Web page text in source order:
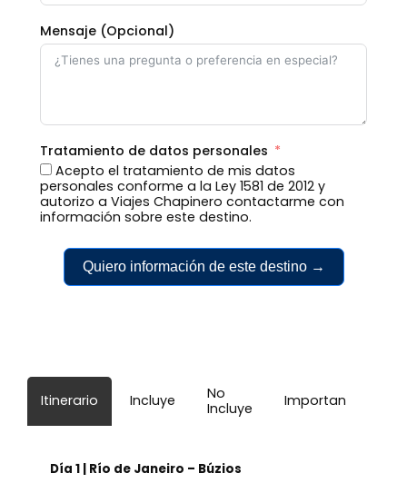
Mensaje (Opcional)
Tratamiento de datos personales
Acepto el tratamiento de mis datos
personales conforme a la Ley 1581 de 2012 y
autorizo a Viajes Chapinero contactarme con
información sobre este destino.
Quiero información de este destino →
Itinerario Incluye
No
Incluye
Importante
Día 1 | Río de Janeiro – Búzios